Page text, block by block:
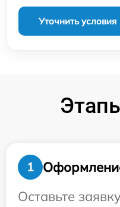
Уточнить условия
1
Оставьте